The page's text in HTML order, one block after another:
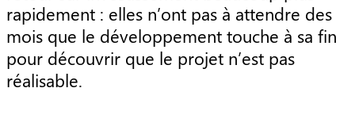
rapidement : elles n’ont pas à attendre des
mois que le développement touche à sa fin
pour découvrir que le projet n’est pas
réalisable.